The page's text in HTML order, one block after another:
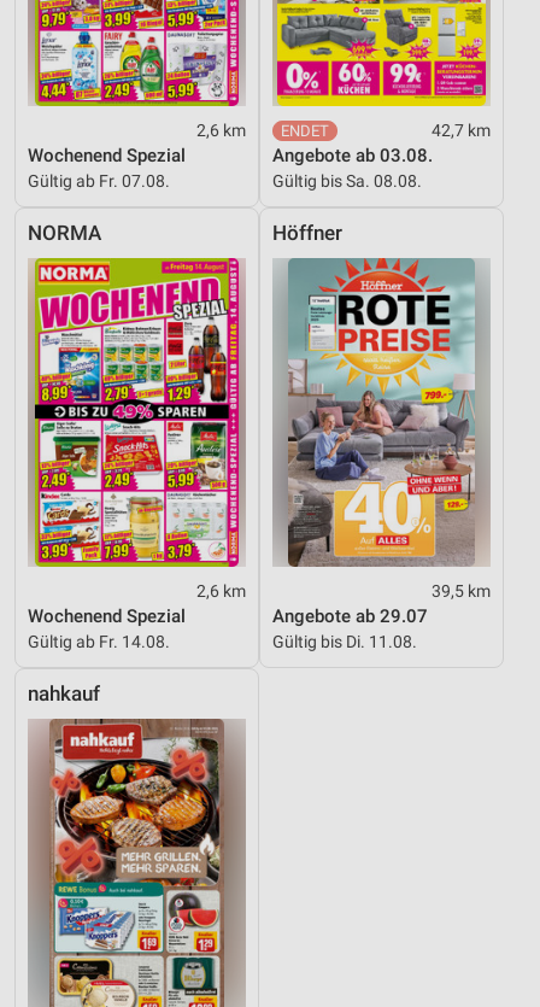
2,6 km
Wochenend Spezial
Gültig ab Fr. 07.08.
42,7 km
Angebote ab 03.08.
Gültig bis Sa. 08.08.
NORMA
2,6 km
Wochenend Spezial
Gültig ab Fr. 14.08.
Höffner
39,5 km
Angebote ab 29.07
Gültig bis Di. 11.08.
nahkauf